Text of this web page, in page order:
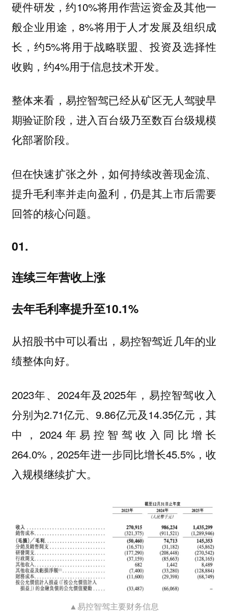
硬件研发，约10%将用作营运资金及其他一
般企业用途，8%将用于人才发展及组织成
长，约5%将用于战略联盟、投资及选择性
收购，约4%用于信息技术开发。
整体来看，易控智驾已经从矿区无人驾驶早
期验证阶段，进入百台级乃至数百台级规模
化部署阶段。
但在快速扩张之外，如何持续改善现金流、
提升毛利率并走向盈利，仍是其上市后需要
回答的核心问题。
01.
连续三年营收上涨
去年毛利率提升至10.1%
从招股书中可以看出，易控智驾近几年的业
绩整体向好。
2023年、2024年及2025年，易控智驾收入
分别为2.71亿元、9.86亿元及14.35亿元，其
中，2024年易控智驾收入同比增长
264.0%，2025年进一步同比增长45.5%，收
入规模继续扩大。
▲易控智驾主要财务信息